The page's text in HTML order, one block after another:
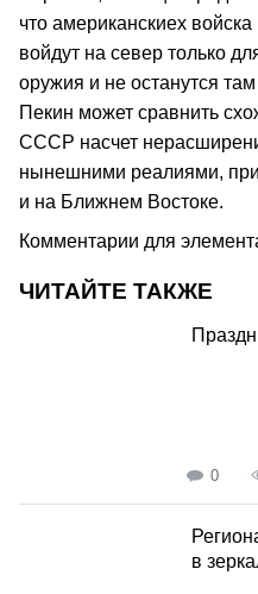
что американскиех
войдут на север только
оружия и не останутся
Пекин может сравнить
СССР насчет
нынешними реалиями,
и на Ближнем Востоке.
Комментарии для
ЧИТАЙТЕ ТАКЖЕ
0
в